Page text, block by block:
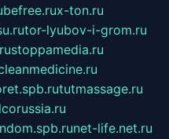
x-ton.ru
tor-lyubov-i-grom.ru
stoppamedia.ru
tutmassage.ru
net-life.net.ru